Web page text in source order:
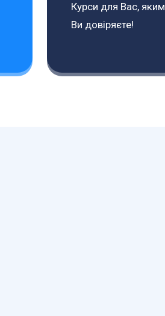
Курси для Вас, яким
Ви довіряєте!